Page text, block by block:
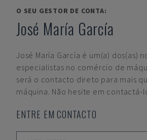
O SEU GESTOR DE CONTA:
José María García
José María García é um(a) dos(as)
especialistas no comércio de
será o contacto direto para mais
máquina. Não hesite em contactá-
ENTRE EM CONTACTO